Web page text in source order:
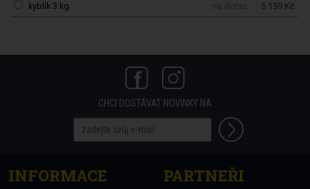
kyblík 3 kg na dotaz 5 159 Kč
CHCI DOSTÁVAT NOVINKY NA
INFORMACE PARTNEŘI